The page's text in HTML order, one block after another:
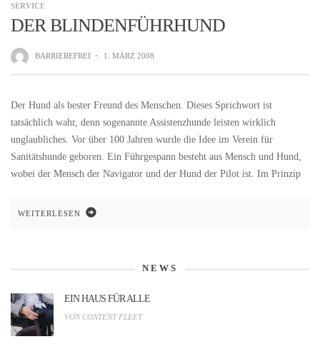
SERVICE
DER BLINDENFÜHRHUND
BARRIEREFREI · 1. MÄRZ 2008
Der Hund als bester Freund des Menschen. Dieses Sprichwort ist
tatsächlich wahr, denn sogenannte Assistenzhunde leisten wirklich
unglaubliches. Vor über 100 Jahren wurde die Idee im Verein für
Sanitätshunde geboren. Ein Führgespann besteht aus Mensch und Hund,
wobei der Mensch der Navigator und der Hund der Pilot ist. Im Prinzip
WEITERLESEN
NEWS
EIN HAUS FÜR ALLE
VON CONTENT FLEET